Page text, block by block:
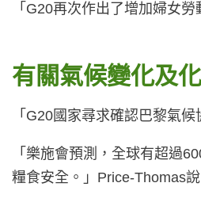
「G20再次作出了增加婦女
有關氣候變化及
「G20國家尋求確認巴黎氣
「樂施會預測，全球有超過
糧食安全。」Price-Thomas說